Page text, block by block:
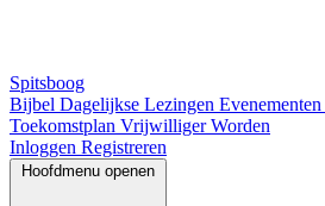
Spitsboog
Bijbel Dagelijkse Lezingen Evenementen
Toekomstplan Vrijwilliger Worden
Inloggen Registreren
Hoofdmenu openen